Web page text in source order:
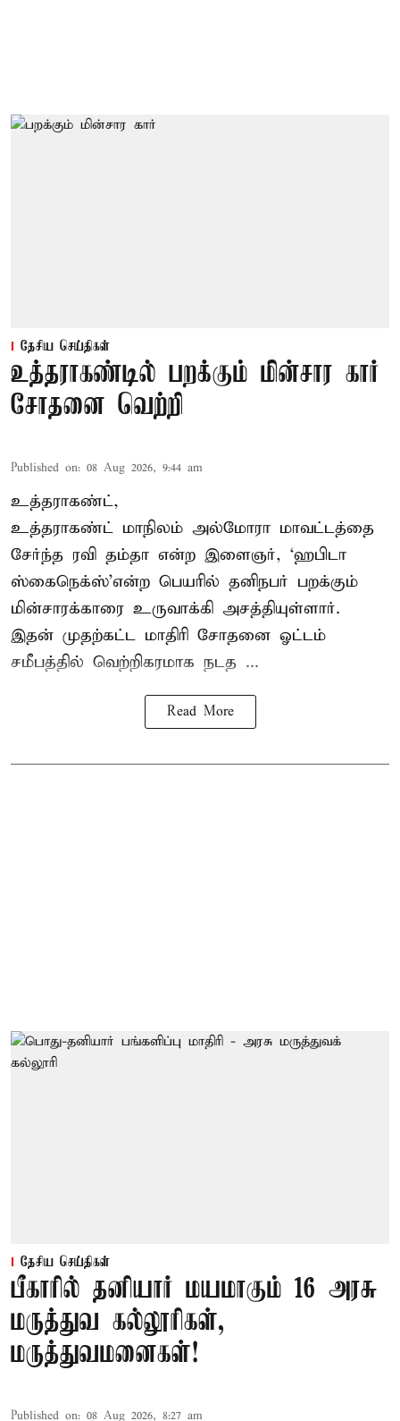
தேசிய செய்திகள்
உத்தராகண்டில் பறக்கும் மின்சார கார்
சோதனை வெற்றி
Published on: 08 Aug 2026, 9:44 am
உத்தராகண்ட்,
உத்தராகண்ட் மாநிலம் அல்மோரா மாவட்டத்தை
சேர்ந்த ரவி தம்தா என்ற இளைஞர், ‘ஹபிடா
ஸ்கைநெக்ஸ்’என்ற பெயரில் தனிநபர் பறக்கும்
மின்சாரக்காரை உருவாக்கி அசத்தியுள்ளார்.
இதன் முதற்கட்ட மாதிரி சோதனை ஓட்டம்
சமீபத்தில் வெற்றிகரமாக நடத ...
Read More
தேசிய செய்திகள்
பீகாரில் தனியார் மயமாகும் 16 அரசு
மருத்துவ கல்லூரிகள்,
மருத்துவமனைகள்!
Published on: 08 Aug 2026, 8:27 am